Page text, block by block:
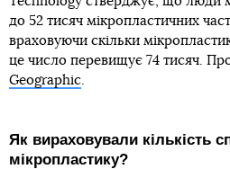
до 52 тисяч мікропластичних
враховуючи скільки
це число перевищує 74 тисяч.
Geographic.
Як вираховували кількість
мікропластику?